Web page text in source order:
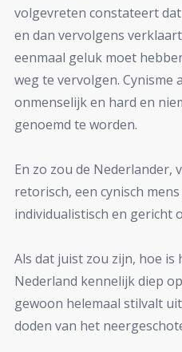
volgevreten constateert
en dan vervolgens
eenmaal geluk moet
weg te vervolgen. Cynisme
onmenselijk en hard en
genoemd te worden.
En zo zou de Nederlander,
retorisch, een cynisch
individualistisch en gericht
Als dat juist zou zijn, hoe is
Nederland kennelijk diep
gewoon helemaal stilvalt
doden van het